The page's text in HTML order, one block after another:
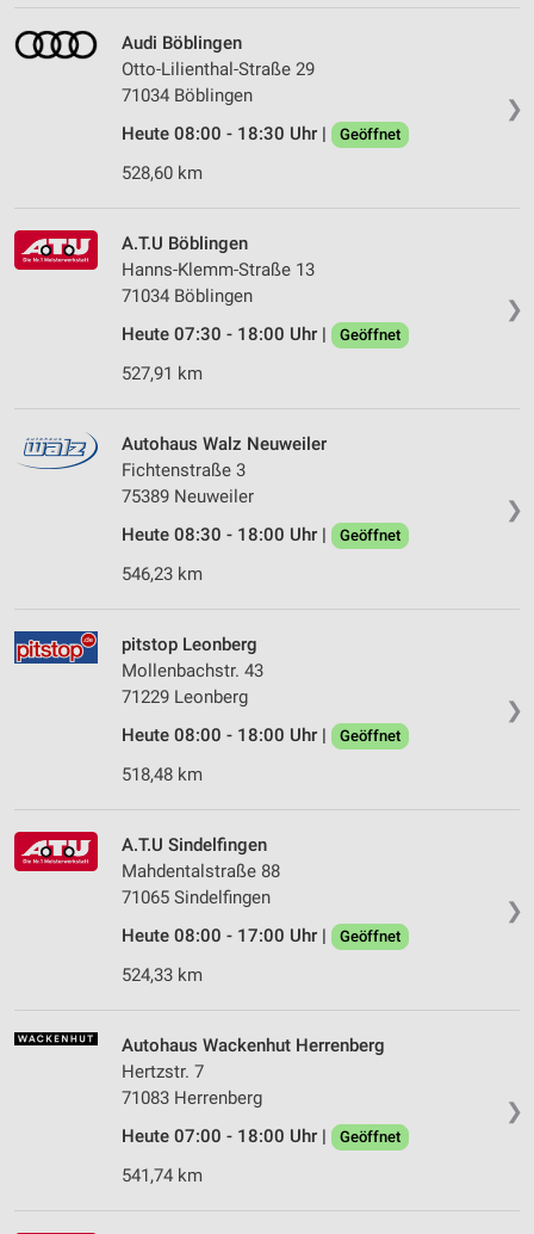
❯
Audi Böblingen
Otto-Lilienthal-Straße 29
71034 Böblingen
Heute 08:00 - 18:30 Uhr |
Geöffnet
528,60 km
❯
A.T.U Böblingen
Hanns-Klemm-Straße 13
71034 Böblingen
Heute 07:30 - 18:00 Uhr |
Geöffnet
527,91 km
❯
Autohaus Walz Neuweiler
Fichtenstraße 3
75389 Neuweiler
Heute 08:30 - 18:00 Uhr |
Geöffnet
546,23 km
❯
pitstop Leonberg
Mollenbachstr. 43
71229 Leonberg
Heute 08:00 - 18:00 Uhr |
Geöffnet
518,48 km
❯
A.T.U Sindelfingen
Mahdentalstraße 88
71065 Sindelfingen
Heute 08:00 - 17:00 Uhr |
Geöffnet
524,33 km
❯
Autohaus Wackenhut Herrenberg
Hertzstr. 7
71083 Herrenberg
Heute 07:00 - 18:00 Uhr |
Geöffnet
541,74 km